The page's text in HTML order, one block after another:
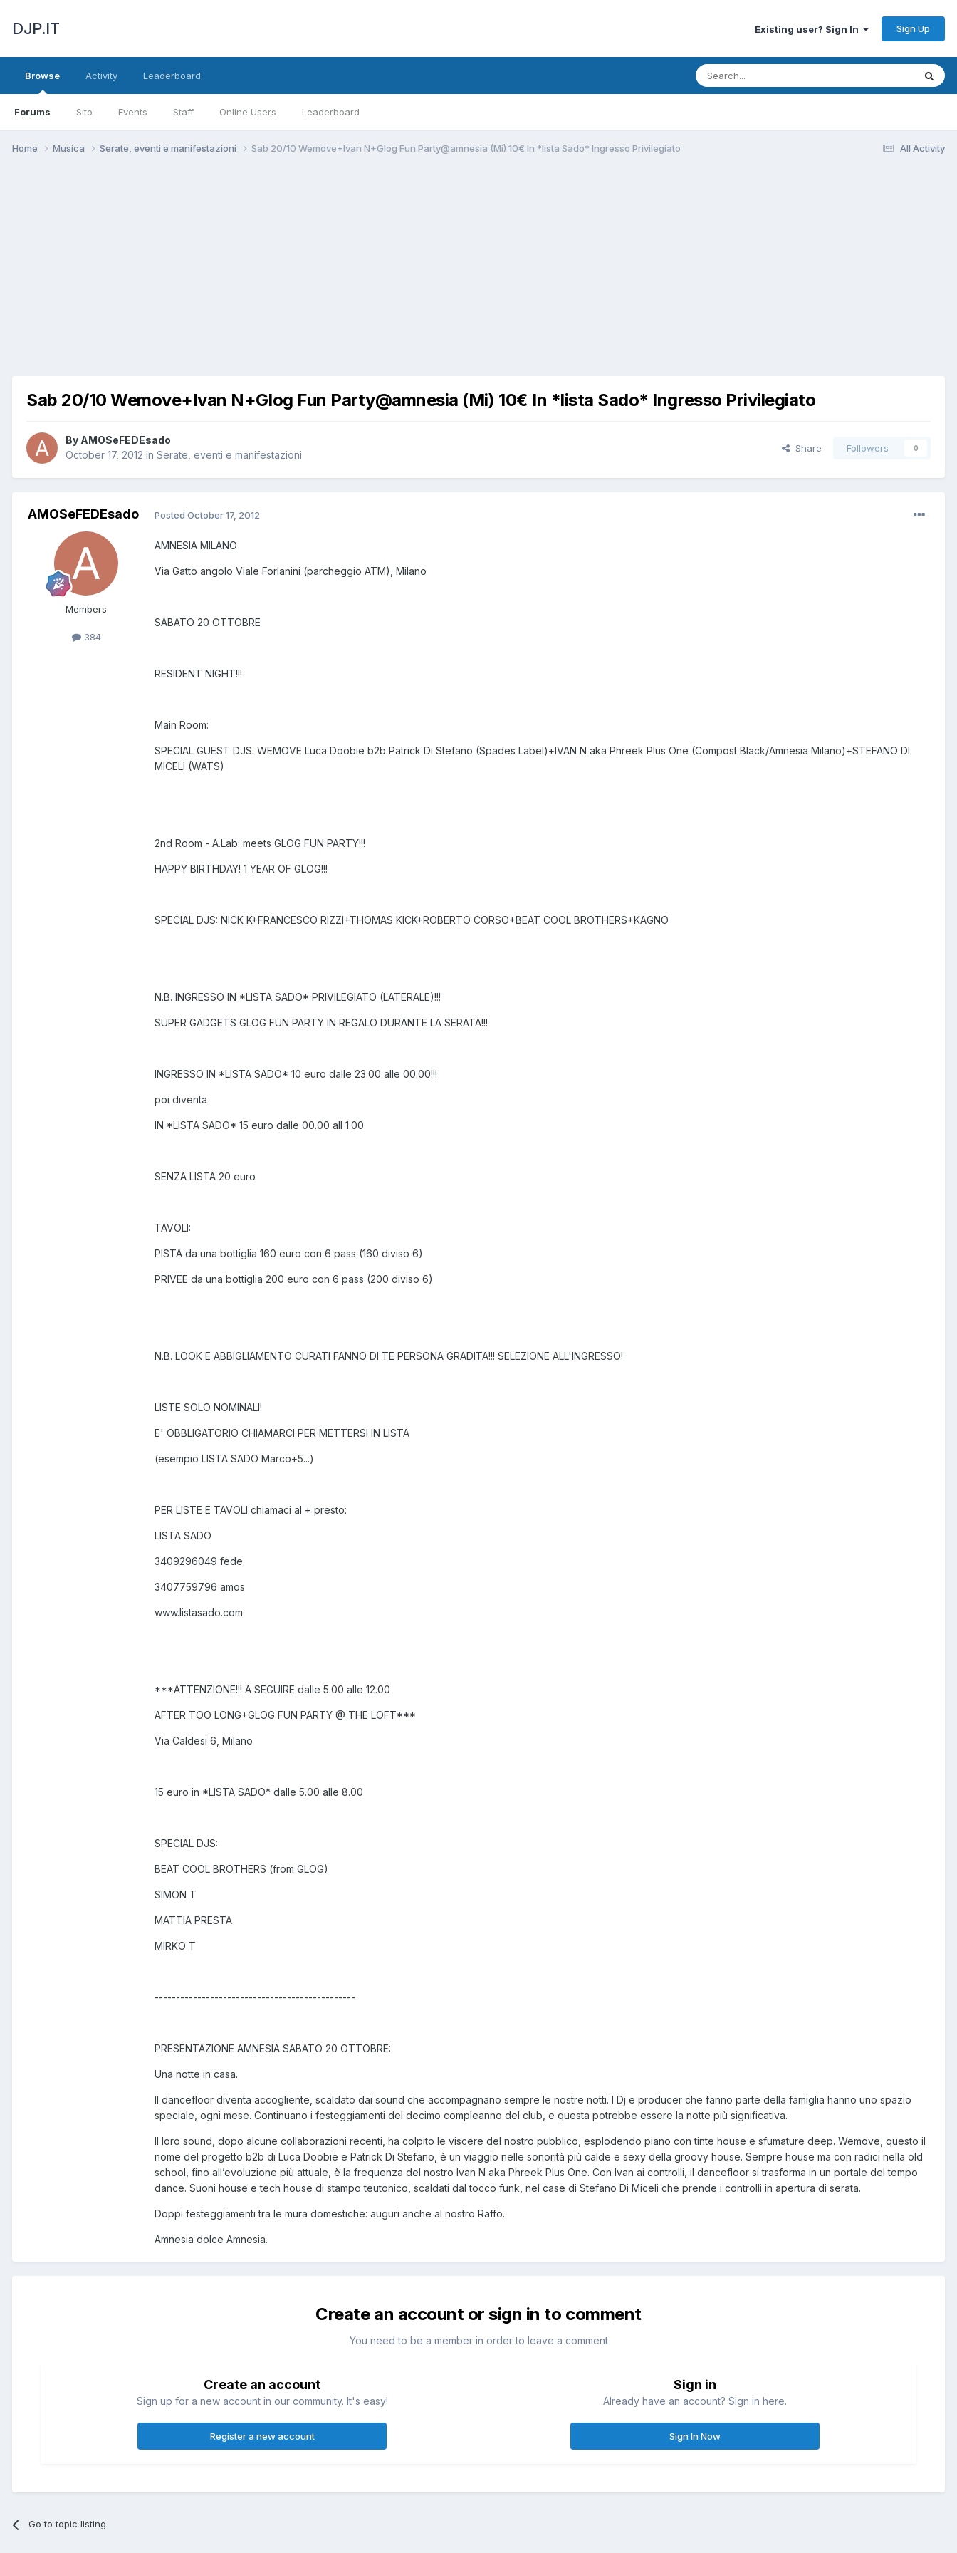
DJP.IT Existing user? Sign In Sign Up
Browse
Forums Sito Events Staff Online Users Leaderboard
Activity Leaderboard
All Activity
Home Musica Serate, eventi e manifestazioni Sab 20/10 Wemove+Ivan N+Glog Fun Party@amnesia (Mi) 10€ In *lista Sado* Ingresso Privilegiato
Sab 20/10 Wemove+Ivan N+Glog Fun Party@amnesia (Mi) 10€ In *lista Sado* Ingresso Privilegiato
By AMOSeFEDEsado
October 17, 2012 in Serate, eventi e manifestazioni
Share Followers 0
AMOSeFEDEsado
Members
384
Posted October 17, 2012
AMNESIA MILANO
Via Gatto angolo Viale Forlanini (parcheggio ATM), Milano
SABATO 20 OTTOBRE
RESIDENT NIGHT!!!
Main Room:
SPECIAL GUEST DJS: WEMOVE Luca Doobie b2b Patrick Di Stefano (Spades Label)+IVAN N aka Phreek Plus One (Compost Black/Amnesia Milano)+STEFANO DI
MICELI (WATS)
2nd Room - A.Lab: meets GLOG FUN PARTY!!!
HAPPY BIRTHDAY! 1 YEAR OF GLOG!!!
SPECIAL DJS: NICK K+FRANCESCO RIZZI+THOMAS KICK+ROBERTO CORSO+BEAT COOL BROTHERS+KAGNO
N.B. INGRESSO IN *LISTA SADO* PRIVILEGIATO (LATERALE)!!!
SUPER GADGETS GLOG FUN PARTY IN REGALO DURANTE LA SERATA!!!
INGRESSO IN *LISTA SADO* 10 euro dalle 23.00 alle 00.00!!!
poi diventa
IN *LISTA SADO* 15 euro dalle 00.00 all 1.00
SENZA LISTA 20 euro
TAVOLI:
PISTA da una bottiglia 160 euro con 6 pass (160 diviso 6)
PRIVEE da una bottiglia 200 euro con 6 pass (200 diviso 6)
N.B. LOOK E ABBIGLIAMENTO CURATI FANNO DI TE PERSONA GRADITA!!! SELEZIONE ALL'INGRESSO!
LISTE SOLO NOMINALI!
E' OBBLIGATORIO CHIAMARCI PER METTERSI IN LISTA
(esempio LISTA SADO Marco+5...)
PER LISTE E TAVOLI chiamaci al + presto:
LISTA SADO
3409296049 fede
3407759796 amos
www.listasado.com
***ATTENZIONE!!! A SEGUIRE dalle 5.00 alle 12.00
AFTER TOO LONG+GLOG FUN PARTY @ THE LOFT***
Via Caldesi 6, Milano
15 euro in *LISTA SADO* dalle 5.00 alle 8.00
SPECIAL DJS:
BEAT COOL BROTHERS (from GLOG)
SIMON T
MATTIA PRESTA
MIRKO T
-----------------------------------------------
PRESENTAZIONE AMNESIA SABATO 20 OTTOBRE:
Una notte in casa.
Il dancefloor diventa accogliente, scaldato dai sound che accompagnano sempre le nostre notti. I Dj e producer che fanno parte della famiglia hanno uno spazio
speciale, ogni mese. Continuano i festeggiamenti del decimo compleanno del club, e questa potrebbe essere la notte più significativa.
Il loro sound, dopo alcune collaborazioni recenti, ha colpito le viscere del nostro pubblico, esplodendo piano con tinte house e sfumature deep. Wemove, questo il
nome del progetto b2b di Luca Doobie e Patrick Di Stefano, è un viaggio nelle sonorità più calde e sexy della groovy house. Sempre house ma con radici nella old
school, fino all’evoluzione più attuale, è la frequenza del nostro Ivan N aka Phreek Plus One. Con Ivan ai controlli, il dancefloor si trasforma in un portale del tempo
dance. Suoni house e tech house di stampo teutonico, scaldati dal tocco funk, nel case di Stefano Di Miceli che prende i controlli in apertura di serata.
Doppi festeggiamenti tra le mura domestiche: auguri anche al nostro Raffo.
Amnesia dolce Amnesia.
Create an account or sign in to comment
You need to be a member in order to leave a comment
Create an account
Sign up for a new account in our community. It's easy!
Register a new account
Sign in
Already have an account? Sign in here.
Sign In Now
Go to topic listing